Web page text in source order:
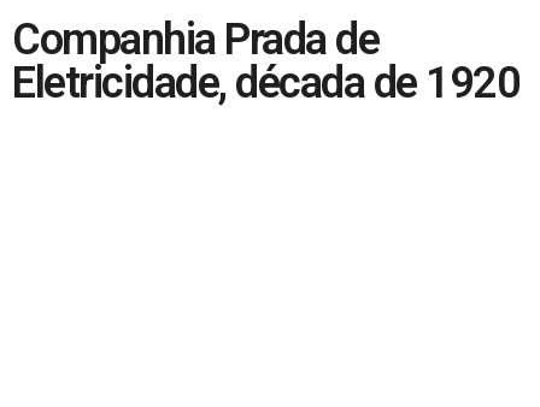
Companhia Prada de
Eletricidade, década de 1920